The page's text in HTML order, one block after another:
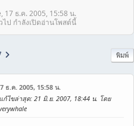
17 ธ.ค. 2005, 15:58 น.
ป กำลังเปิดอ่านโพสต์นี้
พิมพ์
ธ.ค. 2005, 15:58 น.
แก้ไขล่าสุด: 21 มิ.ย. 2007, 18:44 น. โดย